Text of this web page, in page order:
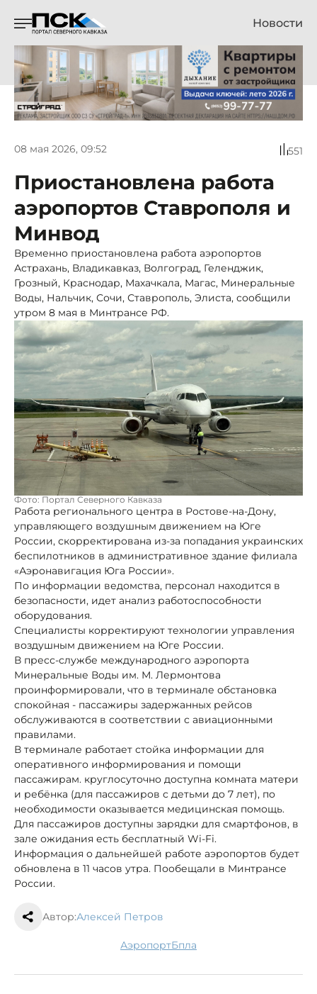
Новости
08 мая 2026, 09:52 551
Приостановлена работа
аэропортов Ставрополя и
Минвод
Временно приостановлена работа аэропортов
Астрахань, Владикавказ, Волгоград, Геленджик,
Грозный, Краснодар, Махачкала, Магас, Минеральные
Воды, Нальчик, Сочи, Ставрополь, Элиста, сообщили
утром 8 мая в Минтрансе РФ.
Фото: Портал Северного Кавказа
Работа регионального центра в Ростове-на-Дону,
управляющего воздушным движением на Юге
России, скорректирована из-за попадания украинских
беспилотников в административное здание филиала
«Аэронавигация Юга России».
По информации ведомства, персонал находится в
безопасности, идет анализ работоспособности
оборудования.
Специалисты корректируют технологии управления
воздушным движением на Юге России.
В пресс-службе международного аэропорта
Минеральные Воды им. М. Лермонтова
проинформировали, что в терминале обстановка
спокойная - пассажиры задержанных рейсов
обслуживаются в соответствии с авиационными
правилами.
В терминале работает стойка информации для
оперативного информирования и помощи
пассажирам. круглосуточно доступна комната матери
и ребёнка (для пассажиров с детьми до 7 лет), по
необходимости оказывается медицинская помощь.
Для пассажиров доступны зарядки для смартфонов, в
зале ожидания есть бесплатный Wi-Fi.
Информация о дальнейшей работе аэропортов будет
обновлена в 11 часов утра. Пообещали в Минтрансе
России.
Автор:Алексей Петров
аэропорт бпла